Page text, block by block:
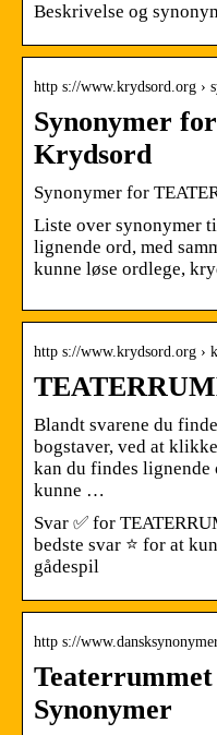
Beskrivelse og
http s://www.krydsord.org ›
Synonymer
Krydsord
Synonymer for
Liste over synonymer
lignende ord, med
kunne løse ordlege,
http s://www.krydsord.org ›
Blandt svarene du
bogstaver, ved at
kan du findes lignende
kunne …
Svar ✅ for
bedste svar ⭐ for at
gådespil
http s://
Teaterrummet
Synonymer